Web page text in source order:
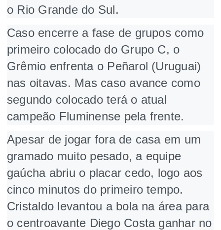
o Rio Grande do Sul.
Caso encerre a fase de grupos como
primeiro colocado do Grupo C, o
Grêmio enfrenta o Peñarol (Uruguai)
nas oitavas. Mas caso avance como
segundo colocado terá o atual
campeão Fluminense pela frente.
Apesar de jogar fora de casa em um
gramado muito pesado, a equipe
gaúcha abriu o placar cedo, logo aos
cinco minutos do primeiro tempo.
Cristaldo levantou a bola na área para
o centroavante Diego Costa ganhar no